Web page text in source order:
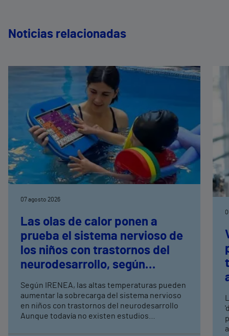
Noticias relacionadas
07 agosto 2026
Las olas de calor ponen a
prueba el sistema nervioso de
los niños con trastornos del
neurodesarrollo, según
expertos en
neurorrehabilitación
pediátrica de Vithas
Según IRENEA, las altas temperaturas pueden
aumentar la sobrecarga del sistema nervioso
en niños con trastornos del neurodesarrollo
Aunque todavía no existen estudios